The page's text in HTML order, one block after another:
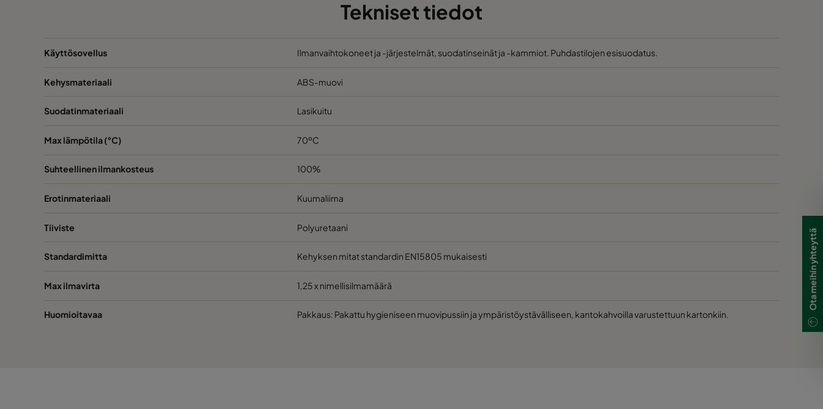
Tekniset tiedot
Käyttösovellus Ilmanvaihtokoneet ja -järjestelmät, suodatinseinät ja -kammiot. Puhdastilojen esisuodatus.
Kehysmateriaali ABS-muovi
Suodatinmateriaali Lasikuitu
Max lämpötila (°C) 70ºC
Suhteellinen ilmankosteus 100%
Erotinmateriaali Kuumaliima
Tiiviste Polyuretaani
Standardimitta Kehyksen mitat standardin EN15805 mukaisesti
Max ilmavirta 1,25 x nimellisilmamäärä
Huomioitavaa Pakkaus: Pakattu hygieniseen muovipussiin ja ympäristöystävälliseen, kantokahvoilla varustettuun kartonkiin.
Ota meihin yhteyttä